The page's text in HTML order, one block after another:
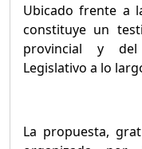
Ubicado frente a
constituye un
provincial y
Legislativo a lo
La propuesta,